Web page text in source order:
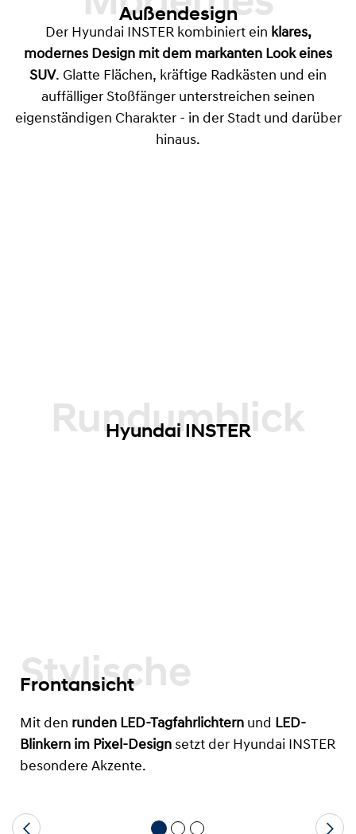
Modernes
Außendesign
Der Hyundai INSTER kombiniert ein klares,
modernes Design mit dem markanten Look eines
SUV. Glatte Flächen, kräftige Radkästen und ein
auffälliger Stoßfänger unterstreichen seinen
eigenständigen Charakter - in der Stadt und darüber
hinaus.
Rundumblick
Hyundai INSTER
Stylische
Frontansicht
Mit den runden LED-Tagfahrlichtern und LED-
Blinkern im Pixel-Design setzt der Hyundai INSTER
besondere Akzente.